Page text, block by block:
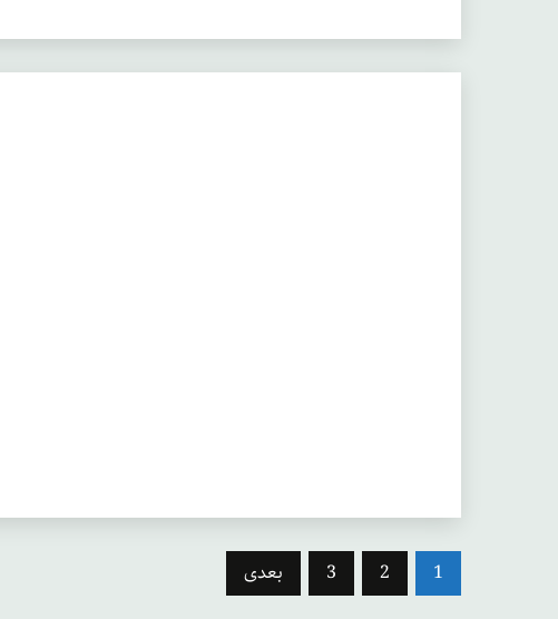
صفحه‌بندی
1
2
3 بعدی